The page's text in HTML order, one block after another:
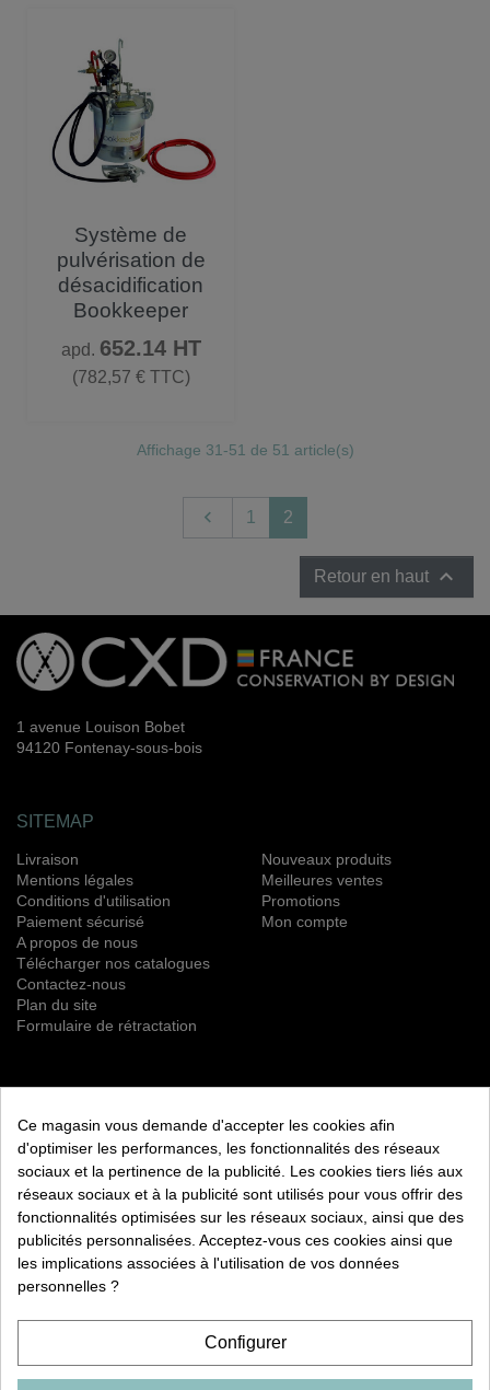
Système de
pulvérisation de
désacidification
Bookkeeper
apd. Prix
652.14 HT
(782,57 € TTC)
Affichage 31-51 de 51 article(s)
Précédent
 1 2
Retour en haut 
1 avenue Louison Bobet
94120 Fontenay-sous-bois
SITEMAP
Livraison
Mentions légales
Conditions d'utilisation
Paiement sécurisé
A propos de nous
Télécharger nos catalogues
Contactez-nous
Plan du site
Formulaire de rétractation
Nouveaux produits
Meilleures ventes
Promotions
Mon compte
S’ABONNER
Vous pouvez vous désinscrire à tout moment. Vous trouverez
pour cela nos informations de contact dans les conditions
d'utilisation du site.
RETROUVEZ NOUS ÉGALEMENT SUR LES RÉSEAUX
SOCIAUX :
Ce magasin vous demande d'accepter les cookies afin
d'optimiser les performances, les fonctionnalités des réseaux
sociaux et la pertinence de la publicité. Les cookies tiers liés aux
réseaux sociaux et à la publicité sont utilisés pour vous offrir des
fonctionnalités optimisées sur les réseaux sociaux, ainsi que des
publicités personnalisées. Acceptez-vous ces cookies ainsi que
les implications associées à l'utilisation de vos données
personnelles ?
Configurer